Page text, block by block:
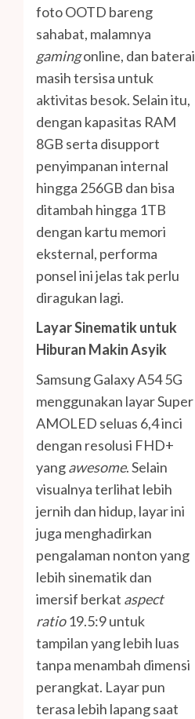
foto OOTD bareng
sahabat, malamnya
gamingonline, dan baterai
masih tersisa untuk
aktivitas besok. Selain itu,
dengan kapasitas RAM
8GB serta disupport
penyimpanan internal
hingga 256GB dan bisa
ditambah hingga 1TB
dengan kartu memori
eksternal, performa
ponsel ini jelas tak perlu
diragukan lagi.
Layar Sinematik untuk
Hiburan Makin Asyik
Samsung Galaxy A54 5G
menggunakan layar Super
AMOLED seluas 6,4 inci
dengan resolusi FHD+
yangawesome. Selain
visualnya terlihat lebih
jernih dan hidup, layar ini
juga menghadirkan
pengalaman nonton yang
lebih sinematik dan
imersif berkat aspect
ratio19.5:9 untuk
tampilan yang lebih luas
tanpa menambah dimensi
perangkat. Layar pun
terasa lebih lapang saat